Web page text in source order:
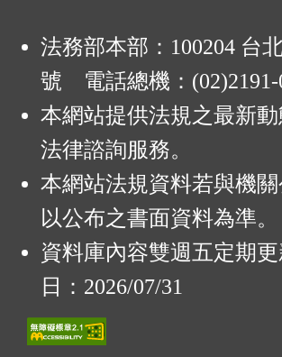
法務部本部：100204 台
號 電話總機：(02)2191-
本網站提供法規之最新
法律諮詢服務。
本網站法規資料若與機
以公布之書面資料為準。
資料庫內容雙週五定期
日：2026/07/31